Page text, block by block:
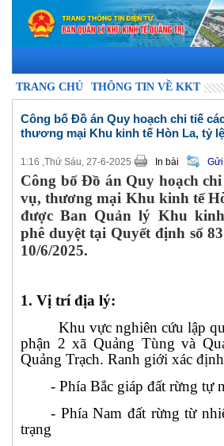
TRANG CHỦ THÔNG TIN VỀ KKT
Công bố Đồ án Quy hoạch chi tiế
thương mại Khu kinh tế Hòn La, tỷ
1:16 ,Thứ Sáu, 27-6-2025 In bài Gửi
Công bố Đồ án Quy hoạch chi
vụ, thương mại Khu kinh tế
được Ban Quản lý Khu
phê duyệt tại Quyết định số
10/6/2025.
1. Vị trí địa lý:
Khu vực nghiên cứu lập
phận 2 xã Quảng Tùng và
Quảng Trạch. Ranh giới xác
- Phía Bắc giáp đất rừng tự
- Phía Nam đất rừng từ
trạng